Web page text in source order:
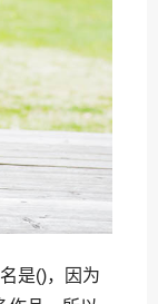
是()，因为